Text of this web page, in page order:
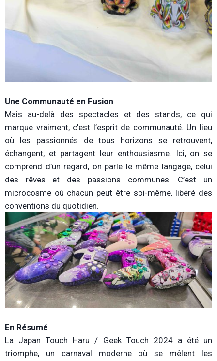
Une Communauté en Fusion
Mais au-delà des spectacles et des stands, ce qui
marque vraiment, c’est l’esprit de communauté. Un lieu
où les passionnés de tous horizons se retrouvent,
échangent, et partagent leur enthousiasme. Ici, on se
comprend d’un regard, on parle le même langage, celui
des rêves et des passions communes. C’est un
microcosme où chacun peut être soi-même, libéré des
conventions du quotidien.
En Résumé
La Japan Touch Haru / Geek Touch 2024 a été un
triomphe, un carnaval moderne où se mêlent les